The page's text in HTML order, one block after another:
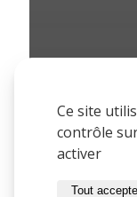
Ce site
contrôle
activer
Tout